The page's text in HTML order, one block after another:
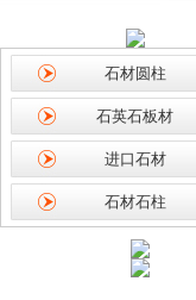
石材圆柱
石英石板材
进口石材
石材石柱